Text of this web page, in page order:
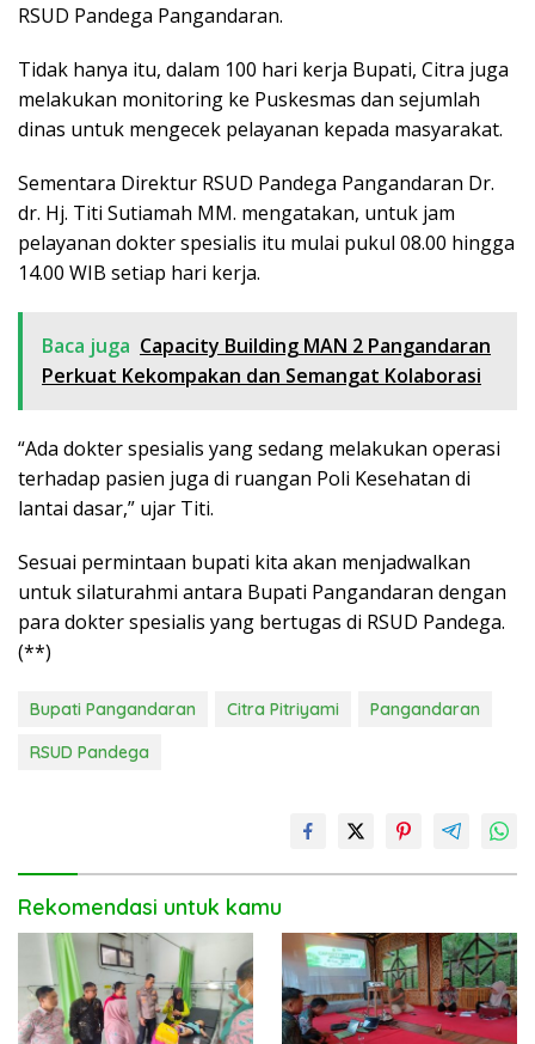
RSUD Pandega Pangandaran.
Tidak hanya itu, dalam 100 hari kerja Bupati, Citra juga
melakukan monitoring ke Puskesmas dan sejumlah
dinas untuk mengecek pelayanan kepada masyarakat.
Sementara Direktur RSUD Pandega Pangandaran Dr.
dr. Hj. Titi Sutiamah MM. mengatakan, untuk jam
pelayanan dokter spesialis itu mulai pukul 08.00 hingga
14.00 WIB setiap hari kerja.
Baca juga Capacity Building MAN 2 Pangandaran
Perkuat Kekompakan dan Semangat Kolaborasi
“Ada dokter spesialis yang sedang melakukan operasi
terhadap pasien juga di ruangan Poli Kesehatan di
lantai dasar,” ujar Titi.
Sesuai permintaan bupati kita akan menjadwalkan
untuk silaturahmi antara Bupati Pangandaran dengan
para dokter spesialis yang bertugas di RSUD Pandega.
(**)
Bupati Pangandaran Citra Pitriyami
Pangandaran
RSUD Pandega
Rekomendasi untuk kamu